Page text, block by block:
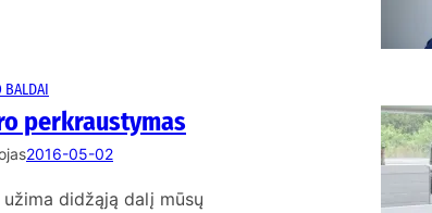
BALDAI
perkraustymas
2016-05-02
užima didžąją dalį mūsų